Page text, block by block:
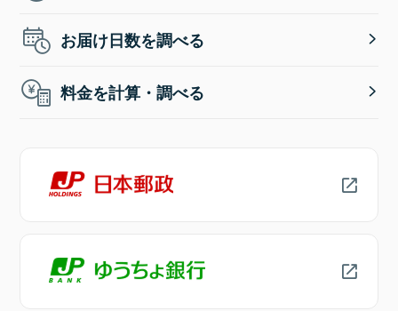
お届け日数を調べる
料金を計算・調べる